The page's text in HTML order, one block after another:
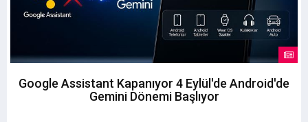
Google Assistant Kapanıyor 4 Eylül'de Android'de
Gemini Dönemi Başlıyor